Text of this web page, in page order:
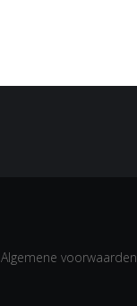
Algemene voorwaarden